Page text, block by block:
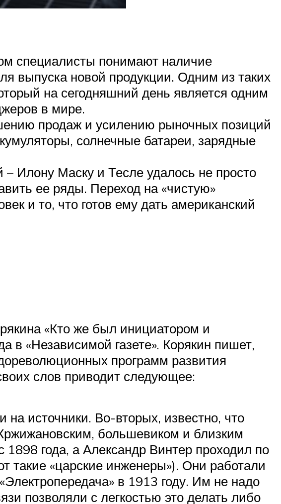
специалисты понимают наличие
выпуска новой продукции. Одним из таких
на сегодняшний день является одним
в мире.
продаж и усилению рыночных позиций
солнечные батареи, зарядные
Илону Маску и Тесле удалось не просто
ее ряды. Переход на «чистую»
и то, что готов ему дать американский
«Кто же был инициатором и
в «Независимой газете». Корякин пишет,
программ развития
слов приводит следующее:
источники. Во-вторых, известно, что
большевиком и близким
года, а Александр Винтер проходил по
такие «царские инженеры»). Они работали
в 1913 году. Им не надо
позволяли с легкостью это делать либо